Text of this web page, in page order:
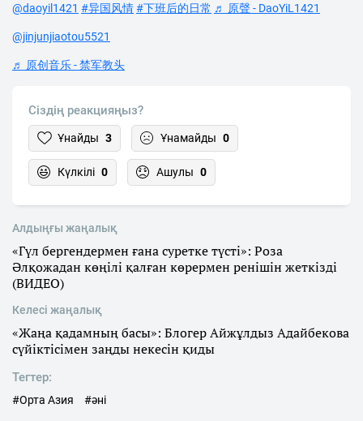
@daoyil1421 #异国风情#下班后的日常 ♬ 原聲 - DaoYiL1421
@jinjunjiaotou5521
♬ 原创音乐 - 禁军教头
Сіздің реакцияңыз?
Ұнайды 3 Ұнамайды 0
Күлкілі 0 Ашулы 0
Алдыңғы жаңалық
«Гүл бергендермен ғана суретке түсті»: Роза
Әлқожадан көңілі қалған көрермен ренішін жеткізді
(ВИДЕО)
Келесі жаңалық
«Жаңа қадамның басы»: Блогер Айжұлдыз Адайбекова
сүйіктісімен заңды некесін қиды
Тегтер:
#Орта Азия #әні